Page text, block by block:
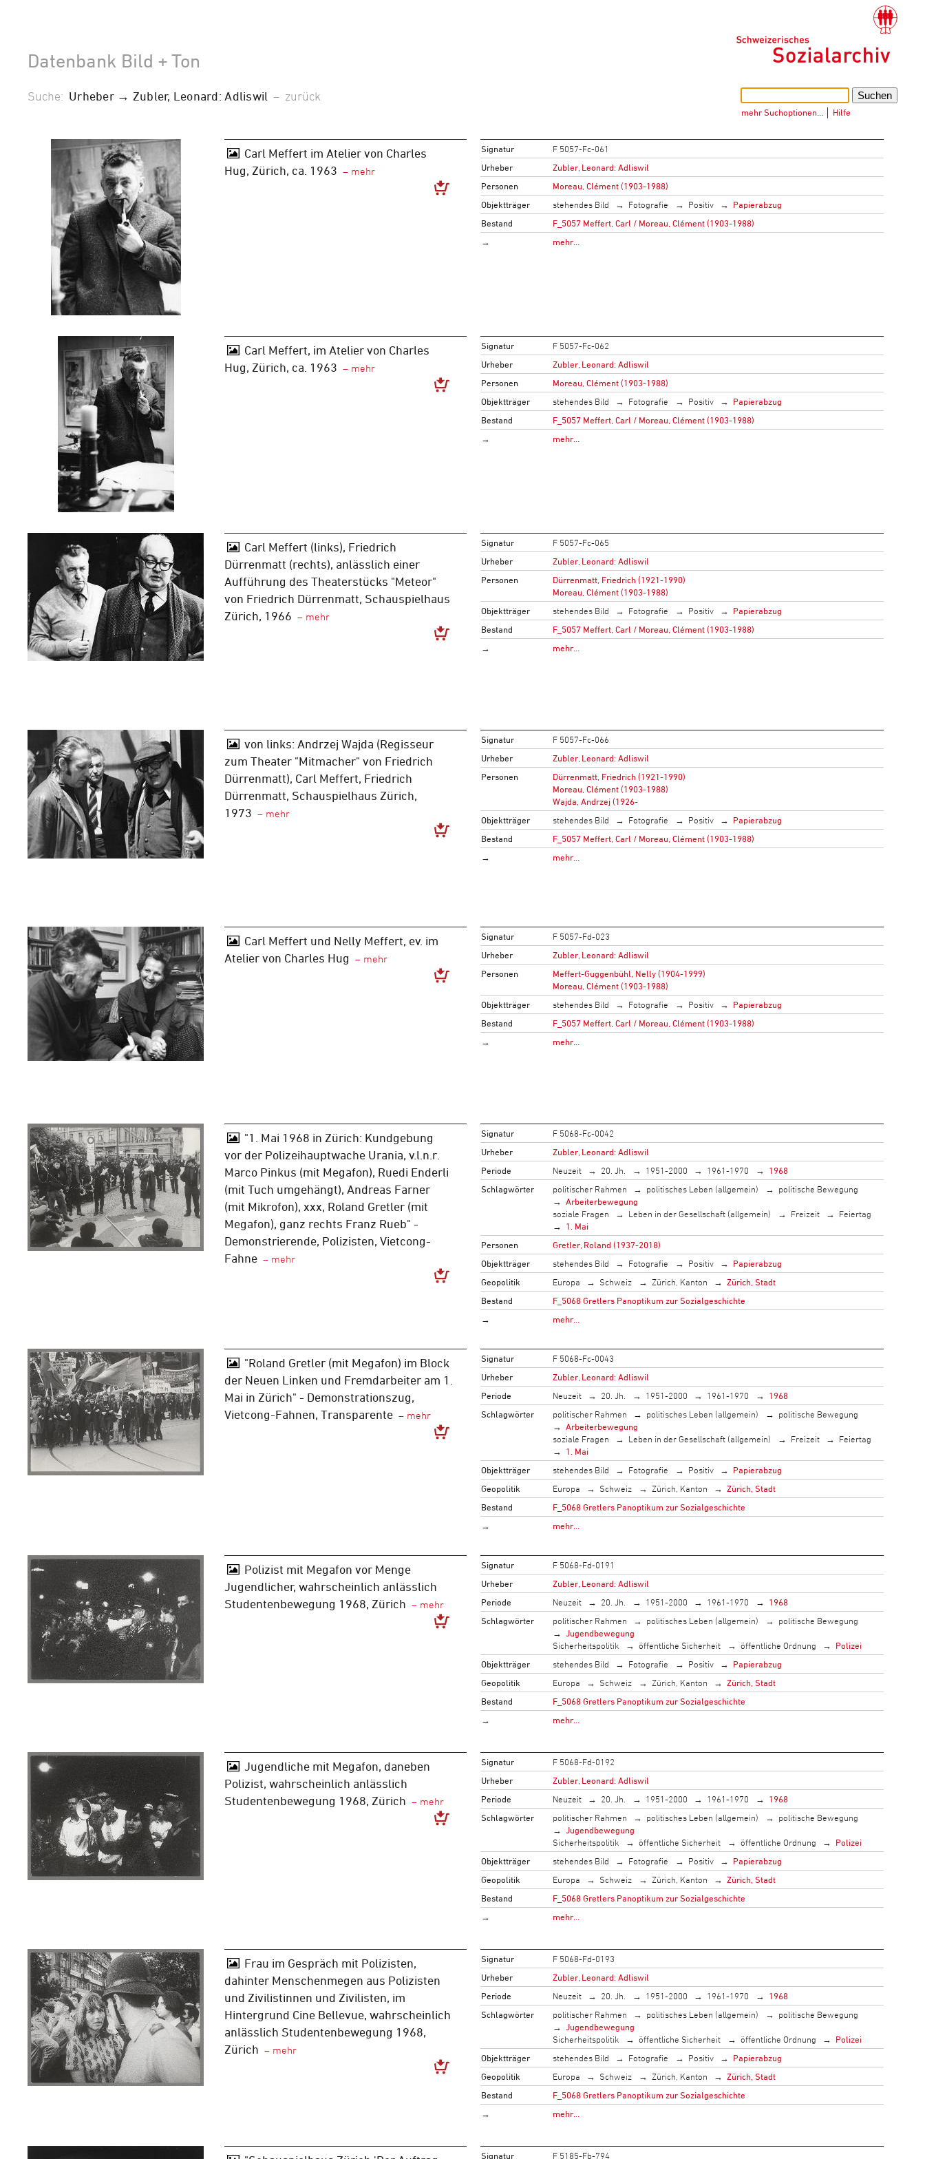
Datenbank Bild + Ton
mehr Suchoptionen… Hilfe
Suche: Urheber → Zubler, Leonard: Adliswil – zurück
Carl Meffert im Atelier von Charles
Hug, Zürich, ca. 1963
Signatur
F 5057-Fc-061
Urheber
Zubler, Leonard: Adliswil
Personen
Moreau, Clément (1903-1988)
Objektträger
stehendes Bild Fotografie Positiv
Papierabzug
Bestand
F_5057 Meffert, Carl / Moreau, Clément (1903-1988)
→
mehr…
Carl Meffert, im Atelier von Charles
Hug, Zürich, ca. 1963
Signatur
F 5057-Fc-062
Urheber
Zubler, Leonard: Adliswil
Personen
Moreau, Clément (1903-1988)
Objektträger
stehendes Bild Fotografie Positiv
Papierabzug
Bestand
F_5057 Meffert, Carl / Moreau, Clément (1903-1988)
→
mehr…
Carl Meffert (links), Friedrich
Dürrenmatt (rechts), anlässlich einer
Aufführung des Theaterstücks "Meteor"
von Friedrich Dürrenmatt, Schauspielhaus
Zürich, 1966
Signatur
F 5057-Fc-065
Urheber
Zubler, Leonard: Adliswil
Personen
Dürrenmatt, Friedrich (1921-1990)
Moreau, Clément (1903-1988)
Objektträger
stehendes Bild Fotografie Positiv
Papierabzug
Bestand
F_5057 Meffert, Carl / Moreau, Clément (1903-1988)
→
mehr…
von links: Andrzej Wajda (Regisseur
zum Theater "Mitmacher" von Friedrich
Dürrenmatt), Carl Meffert, Friedrich
Dürrenmatt, Schauspielhaus Zürich,
1973
Signatur
F 5057-Fc-066
Urheber
Zubler, Leonard: Adliswil
Personen
Dürrenmatt, Friedrich (1921-1990)
Moreau, Clément (1903-1988)
Wajda, Andrzej (1926-
Objektträger
stehendes Bild Fotografie Positiv
Papierabzug
Bestand
F_5057 Meffert, Carl / Moreau, Clément (1903-1988)
→
mehr…
Carl Meffert und Nelly Meffert, ev. im
Atelier von Charles Hug
Signatur
F 5057-Fd-023
Urheber
Zubler, Leonard: Adliswil
Personen
Meffert-Guggenbühl, Nelly (1904-1999)
Moreau, Clément (1903-1988)
Objektträger
stehendes Bild Fotografie Positiv
Papierabzug
Bestand
F_5057 Meffert, Carl / Moreau, Clément (1903-1988)
→
mehr…
"1. Mai 1968 in Zürich: Kundgebung
vor der Polizeihauptwache Urania, v.l.n.r.
Marco Pinkus (mit Megafon), Ruedi Enderli
(mit Tuch umgehängt), Andreas Farner
(mit Mikrofon), xxx, Roland Gretler (mit
Megafon), ganz rechts Franz Rueb" -
Demonstrierende, Polizisten, Vietcong-
Fahne
Signatur
F 5068-Fc-0042
Urheber
Zubler, Leonard: Adliswil
Periode
Neuzeit 20. Jh. 1951-2000 1961-1970
1968
Schlagwörter
politischer Rahmen politisches Leben (allgemein)
politische Bewegung
Arbeiterbewegung
soziale Fragen
Leben in der Gesellschaft (allgemein) Freizeit
Feiertag
1. Mai
Personen
Gretler, Roland (1937-2018)
Objektträger
stehendes Bild Fotografie Positiv
Papierabzug
Geopolitik
Europa Schweiz Zürich, Kanton
Zürich, Stadt
Bestand
F_5068 Gretlers Panoptikum zur Sozialgeschichte
→
mehr…
"Roland Gretler (mit Megafon) im Block
der Neuen Linken und Fremdarbeiter am 1.
Mai in Zürich" - Demonstrationszug,
Vietcong-Fahnen, Transparente
Signatur
F 5068-Fc-0043
Urheber
Zubler, Leonard: Adliswil
Periode
Neuzeit 20. Jh. 1951-2000 1961-1970
1968
Schlagwörter
politischer Rahmen politisches Leben (allgemein)
politische Bewegung
Arbeiterbewegung
soziale Fragen
Leben in der Gesellschaft (allgemein) Freizeit
Feiertag
1. Mai
Objektträger
stehendes Bild Fotografie Positiv
Papierabzug
Geopolitik
Europa Schweiz Zürich, Kanton
Zürich, Stadt
Bestand
F_5068 Gretlers Panoptikum zur Sozialgeschichte
→
mehr…
Polizist mit Megafon vor Menge
Jugendlicher, wahrscheinlich anlässlich
Studentenbewegung 1968, Zürich
Signatur
F 5068-Fd-0191
Urheber
Zubler, Leonard: Adliswil
Periode
Neuzeit 20. Jh. 1951-2000 1961-1970
1968
Schlagwörter
politischer Rahmen politisches Leben (allgemein)
politische Bewegung
Jugendbewegung
Sicherheitspolitik
öffentliche Sicherheit öffentliche Ordnung
Polizei
Objektträger
stehendes Bild Fotografie Positiv
Papierabzug
Geopolitik
Europa Schweiz Zürich, Kanton
Zürich, Stadt
Bestand
F_5068 Gretlers Panoptikum zur Sozialgeschichte
→
mehr…
Jugendliche mit Megafon, daneben
Polizist, wahrscheinlich anlässlich
Studentenbewegung 1968, Zürich
Signatur
F 5068-Fd-0192
Urheber
Zubler, Leonard: Adliswil
Periode
Neuzeit 20. Jh. 1951-2000 1961-1970
1968
Schlagwörter
politischer Rahmen politisches Leben (allgemein)
politische Bewegung
Jugendbewegung
Sicherheitspolitik
öffentliche Sicherheit öffentliche Ordnung
Polizei
Objektträger
stehendes Bild Fotografie Positiv
Papierabzug
Geopolitik
Europa Schweiz Zürich, Kanton
Zürich, Stadt
Bestand
F_5068 Gretlers Panoptikum zur Sozialgeschichte
→
mehr…
Frau im Gespräch mit Polizisten,
dahinter Menschenmegen aus Polizisten
und Zivilistinnen und Zivilisten, im
Hintergrund Cine Bellevue, wahrscheinlich
anlässlich Studentenbewegung 1968,
Zürich
Signatur
F 5068-Fd-0193
Urheber
Zubler, Leonard: Adliswil
Periode
Neuzeit 20. Jh. 1951-2000 1961-1970
1968
Schlagwörter
politischer Rahmen politisches Leben (allgemein)
politische Bewegung
Jugendbewegung
Sicherheitspolitik
öffentliche Sicherheit öffentliche Ordnung
Polizei
Objektträger
stehendes Bild Fotografie Positiv
Papierabzug
Geopolitik
Europa Schweiz Zürich, Kanton
Zürich, Stadt
Bestand
F_5068 Gretlers Panoptikum zur Sozialgeschichte
→
mehr…
Signatur F 5185-Fb-794